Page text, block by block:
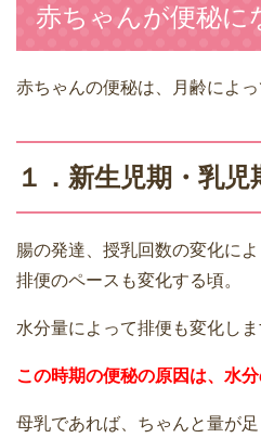
赤ちゃんが便秘に
赤ちゃんの便秘は、月齢によっ
１．新生児期・乳児
腸の発達、授乳回数の変化によ
排便のペースも変化する頃。
水分量によって排便も変化しま
この時期の便秘の原因は、水分
母乳であれば、ちゃんと量が足